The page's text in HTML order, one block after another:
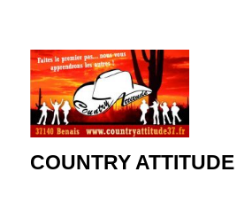
COUNTRY ATTITUDE